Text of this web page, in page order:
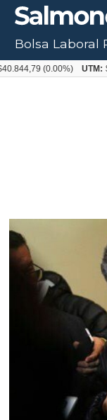
Bolsa Laboral
(0.00%) UTM: